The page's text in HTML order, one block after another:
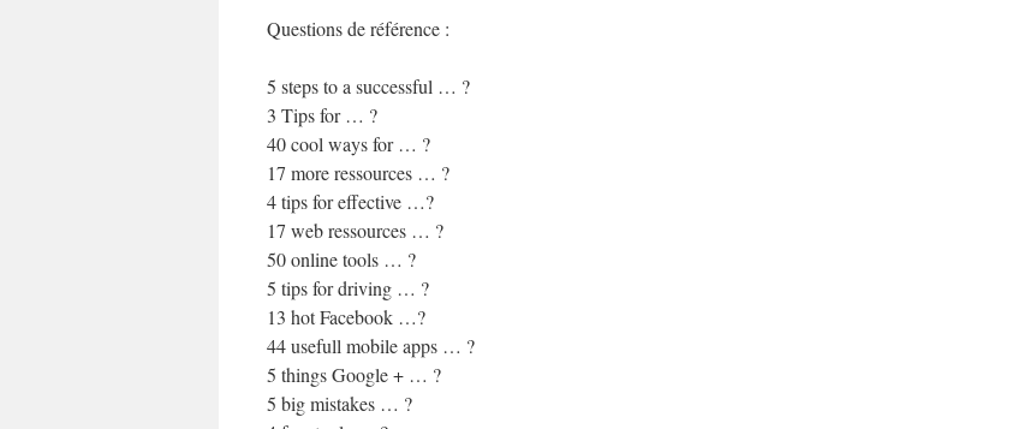
Questions de référence :
5 steps to a successful … ?
3 Tips for … ?
40 cool ways for … ?
17 more ressources … ?
4 tips for effective …?
17 web ressources … ?
50 online tools … ?
5 tips for driving … ?
13 hot Facebook …?
44 usefull mobile apps … ?
5 things Google + … ?
5 big mistakes … ?